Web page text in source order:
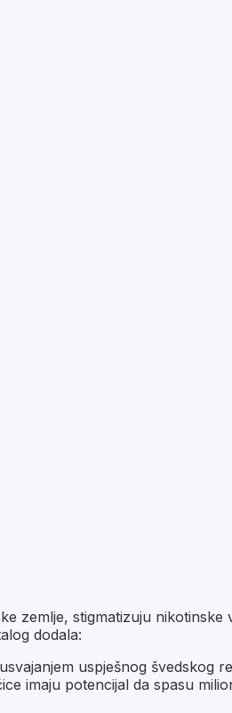
zemlje, stigmatizuju
dodala:
uspješnog švedskog
imaju potencijal da spasu